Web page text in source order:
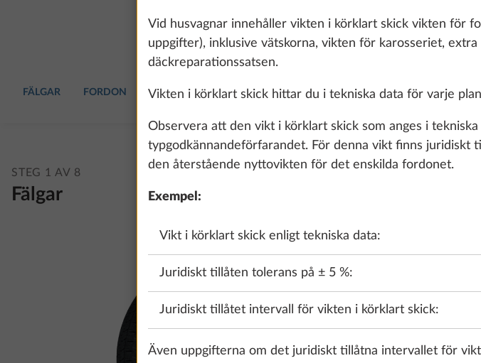
FÄLGAR FORDON DYNOR BOENDEUTRUSTNING VATTEN, GAS, EL
STEG 1 AV 8
Fälgar
Vid husvagnar innehåller vikten i körklart skick vikten för
uppgifter), inklusive vätskorna, vikten för karosseriet,
däckreparationssatsen.
Vikten i körklart skick hittar du i tekniska data för varje
Observera att den vikt i körklart skick som anges i
typgodkännandeförfarandet. För denna vikt finns juridiskt
den återstående nyttovikten för det enskilda fordonet.
Exempel:
Vikt i körklart skick enligt tekniska data:
Juridiskt tillåten tolerans på ± 5 %:
Juridiskt tillåtet intervall för vikten i körklart skick:
Även uppgifterna om det juridiskt tillåtna intervallet för